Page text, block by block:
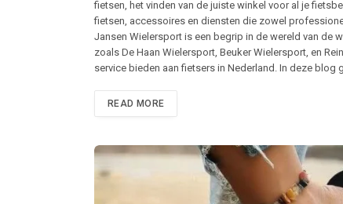
fietsen, het vinden van de juiste winkel voor al je
fietsen, accessoires en diensten die zowel
Jansen Wielersport is een begrip in de wereld van de
zoals De Haan Wielersport, Beuker Wielersport, en
service bieden aan fietsers in Nederland. In deze blog
READ MORE